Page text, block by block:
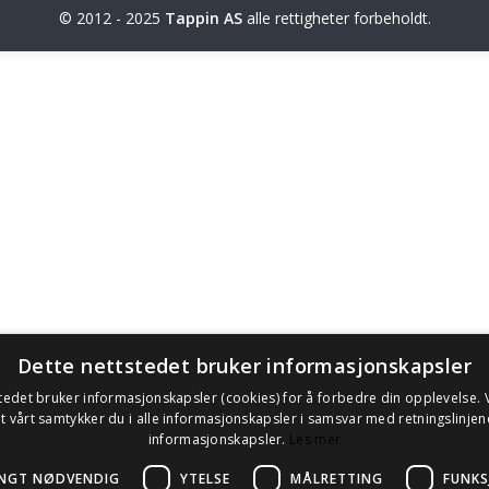
© 2012 - 2025 Tappin ASalle rettigheter forbeholdt.
Dette nettstedet bruker informasjonskapsler
bruker informasjonskapsler (cookies) for å forbedre din opplevelse.
vårt samtykker du i alle informasjonskapsler i samsvar med
informasjonskapsler. Les mer
NØDVENDIG YTELSE MÅLRETTING